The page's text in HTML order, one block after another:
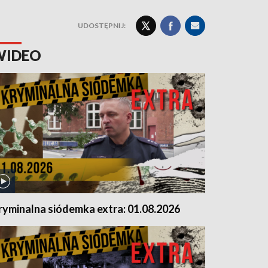
UDOSTĘPNIJ:
siódemka extra: 01.08.2026